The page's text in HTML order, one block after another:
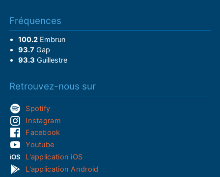
Fréquences
100.2Embrun
93.7 Gap
93.3 Guillestre
Retrouvez-nous sur
Spotify
Instagram
Facebook
Youtube
L'application iOS
L'application Android